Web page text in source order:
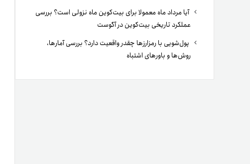
آیا مرداد ماه معمولا برای بیت‌کوین ماه نزولی است؟ بررسی
عملکرد تاریخی بیت‌کوین در آگوست
پول‌شویی با رمزارزها چقدر واقعیت دارد؟ بررسی آمارها،
روش‌ها و باورهای اشتباه